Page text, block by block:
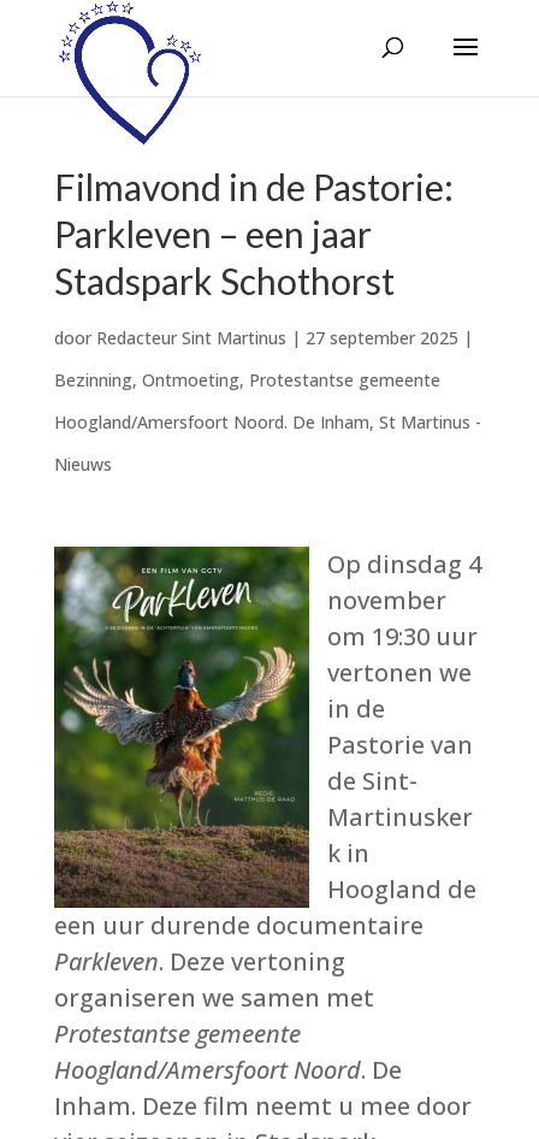
Filmavond in de Pastorie:
Parkleven – een jaar
Stadspark Schothorst
door Redacteur Sint Martinus | 27 september 2025 |
Bezinning, Ontmoeting, Protestantse gemeente
Hoogland/Amersfoort Noord. De Inham, St Martinus -
Nieuws
Op dinsdag 4
november
om 19:30 uur
vertonen we
in de
Pastorie van
de Sint-
Martinusker
k in
Hoogland de
een uur durende documentaire
Parkleven. Deze vertoning
organiseren we samen met
Protestantse gemeente
Hoogland/Amersfoort Noord. De
Inham. Deze film neemt u mee door